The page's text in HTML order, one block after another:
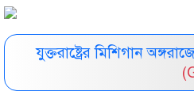
যুক্তরাষ্ট্রের মিশিগান